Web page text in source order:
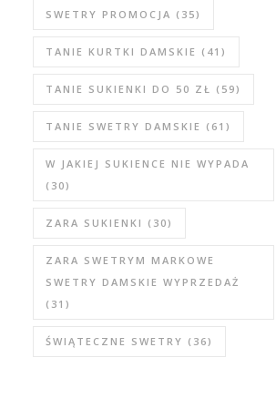
SWETRY PROMOCJA (35)
TANIE KURTKI DAMSKIE (41)
TANIE SUKIENKI DO 50 ZŁ (59)
TANIE SWETRY DAMSKIE (61)
W JAKIEJ SUKIENCE NIE WYPADA
(30)
ZARA SUKIENKI (30)
ZARA SWETRYM MARKOWE
SWETRY DAMSKIE WYPRZEDAŻ
(31)
ŚWIĄTECZNE SWETRY (36)